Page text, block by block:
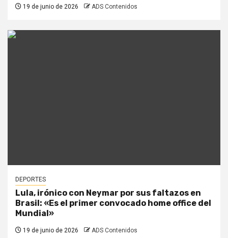
19 de junio de 2026 ADS Contenidos
DEPORTES
Lula, irónico con Neymar por sus faltazos en
Brasil: «Es el primer convocado home office del
Mundial»
19 de junio de 2026 ADS Contenidos